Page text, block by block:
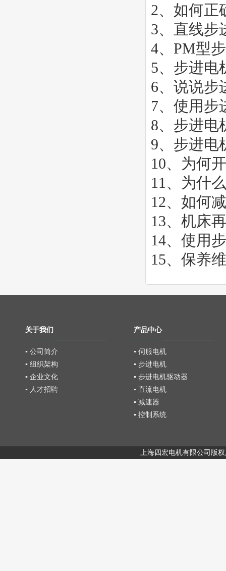
2、 如何正
3、 直线步
4、 PM型
5、 步进电
6、 说说步
7、 使用步
8、 步进电
9、 步进电
10、 为何
11、 为什
12、 如何
13、 机床
14、 使用
15、 保养
关于我们
▪ 公司简介
▪ 组织架构
▪ 企业文化
▪ 人才招聘
产品中心
▪ 伺服电机
▪ 步进电机
▪ 步进电机驱动器
▪ 直流电机
▪ 减速器
▪ 控制系统
上海四宏电机有限公司版